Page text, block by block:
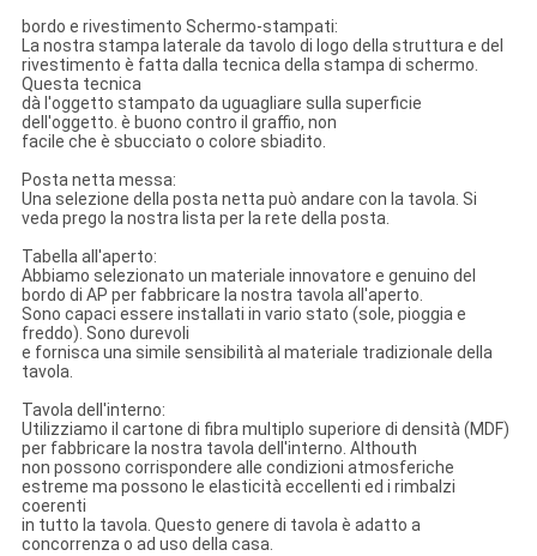
bordo e rivestimento Schermo-stampati:
La nostra stampa laterale da tavolo di logo della struttura e del
rivestimento è fatta dalla tecnica della stampa di schermo.
Questa tecnica
dà l'oggetto stampato da uguagliare sulla superficie
dell'oggetto. è buono contro il graffio, non
facile che è sbucciato o colore sbiadito.
Posta netta messa:
Una selezione della posta netta può andare con la tavola. Si
veda prego la nostra lista per la rete della posta.
Tabella all'aperto:
Abbiamo selezionato un materiale innovatore e genuino del
bordo di AP per fabbricare la nostra tavola all'aperto.
Sono capaci essere installati in vario stato (sole, pioggia e
freddo). Sono durevoli
e fornisca una simile sensibilità al materiale tradizionale della
tavola.
Tavola dell'interno:
Utilizziamo il cartone di fibra multiplo superiore di densità (MDF)
per fabbricare la nostra tavola dell'interno. Althouth
non possono corrispondere alle condizioni atmosferiche
estreme ma possono le elasticità eccellenti ed i rimbalzi
coerenti
in tutto la tavola. Questo genere di tavola è adatto a
concorrenza o ad uso della casa.